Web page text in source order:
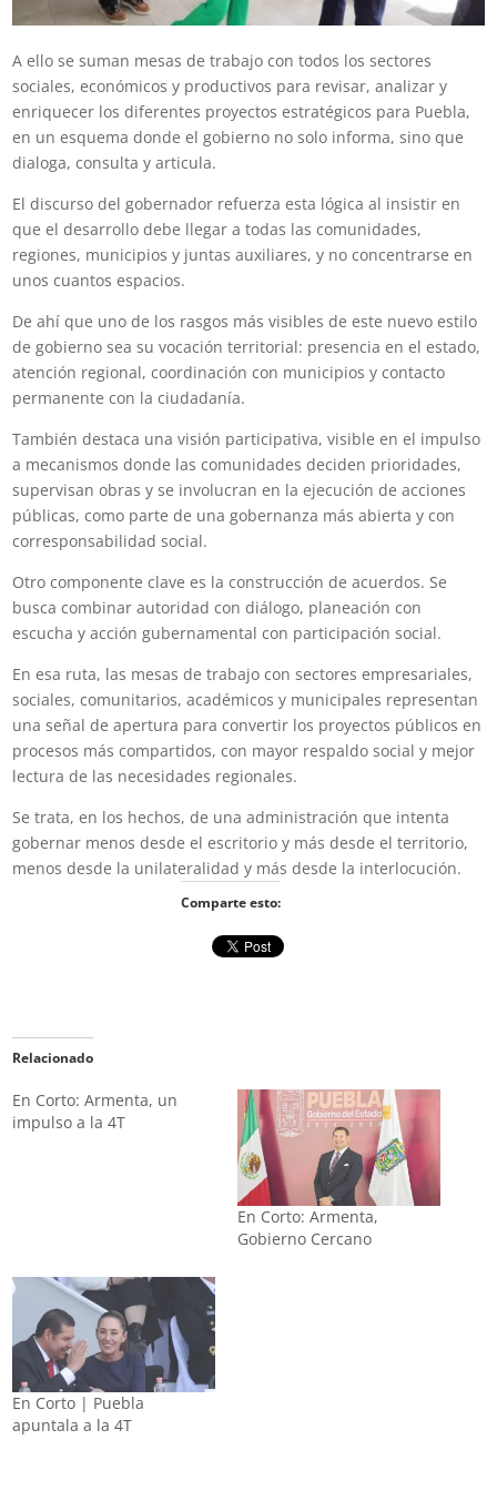
A ello se suman mesas de trabajo con todos los sectores
sociales, económicos y productivos para revisar, analizar y
enriquecer los diferentes proyectos estratégicos para Puebla,
en un esquema donde el gobierno no solo informa, sino que
dialoga, consulta y articula.
El discurso del gobernador refuerza esta lógica al insistir en
que el desarrollo debe llegar a todas las comunidades,
regiones, municipios y juntas auxiliares, y no concentrarse en
unos cuantos espacios.
De ahí que uno de los rasgos más visibles de este nuevo estilo
de gobierno sea su vocación territorial: presencia en el estado,
atención regional, coordinación con municipios y contacto
permanente con la ciudadanía.
También destaca una visión participativa, visible en el impulso
a mecanismos donde las comunidades deciden prioridades,
supervisan obras y se involucran en la ejecución de acciones
públicas, como parte de una gobernanza más abierta y con
corresponsabilidad social.
Otro componente clave es la construcción de acuerdos. Se
busca combinar autoridad con diálogo, planeación con
escucha y acción gubernamental con participación social.
En esa ruta, las mesas de trabajo con sectores empresariales,
sociales, comunitarios, académicos y municipales representan
una señal de apertura para convertir los proyectos públicos en
procesos más compartidos, con mayor respaldo social y mejor
lectura de las necesidades regionales.
Se trata, en los hechos, de una administración que intenta
gobernar menos desde el escritorio y más desde el territorio,
menos desde la unilateralidad y más desde la interlocución.
Comparte esto:
Relacionado
En Corto: Armenta, un
impulso a la 4T
En Corto: Armenta,
Gobierno Cercano
En Corto | Puebla
apuntala a la 4T